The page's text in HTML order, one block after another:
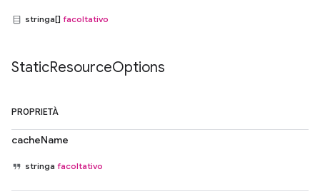
stringa[] facoltativo
StaticResourceOptions
PROPRIETÀ
cacheName
stringa facoltativo